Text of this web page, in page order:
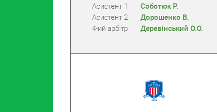
Асистент 1
Соботюк Р.
Асистент 2
Дорошенко В.
4-ий арбітр
Деревінський О.О.